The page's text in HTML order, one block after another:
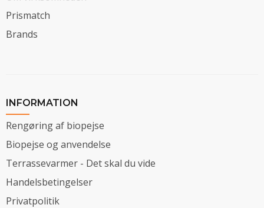
Prismatch
Brands
INFORMATION
Rengøring af biopejse
Biopejse og anvendelse
Terrassevarmer - Det skal du vide
Handelsbetingelser
Privatpolitik